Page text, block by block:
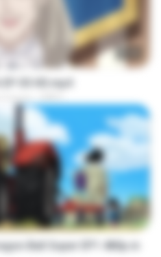
05 HD.mp4
5 jours GRET
Ball Super EP1 480p.m